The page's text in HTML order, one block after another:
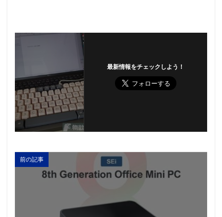
最新情報をチェックしよう！
前の記事